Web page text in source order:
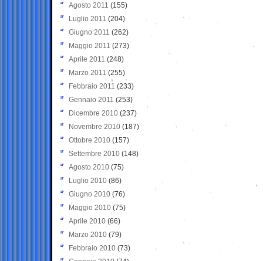
Agosto 2011 (155)
Luglio 2011 (204)
Giugno 2011 (262)
Maggio 2011 (273)
Aprile 2011 (248)
Marzo 2011 (255)
Febbraio 2011 (233)
Gennaio 2011 (253)
Dicembre 2010 (237)
Novembre 2010 (187)
Ottobre 2010 (157)
Settembre 2010 (148)
Agosto 2010 (75)
Luglio 2010 (86)
Giugno 2010 (76)
Maggio 2010 (75)
Aprile 2010 (66)
Marzo 2010 (79)
Febbraio 2010 (73)